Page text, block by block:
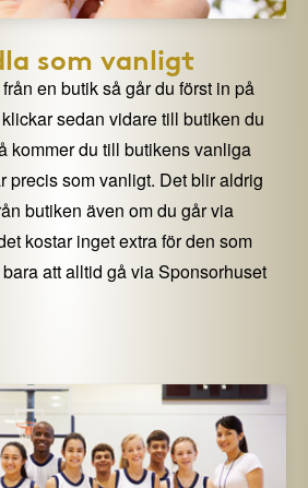
som vanligt
en butik så går du först in på
sedan vidare till butiken du
kommer du till butikens vanliga
precis som vanligt. Det blir aldrig
butiken även om du går via
kostar inget extra för den som
att alltid gå via Sponsorhuset